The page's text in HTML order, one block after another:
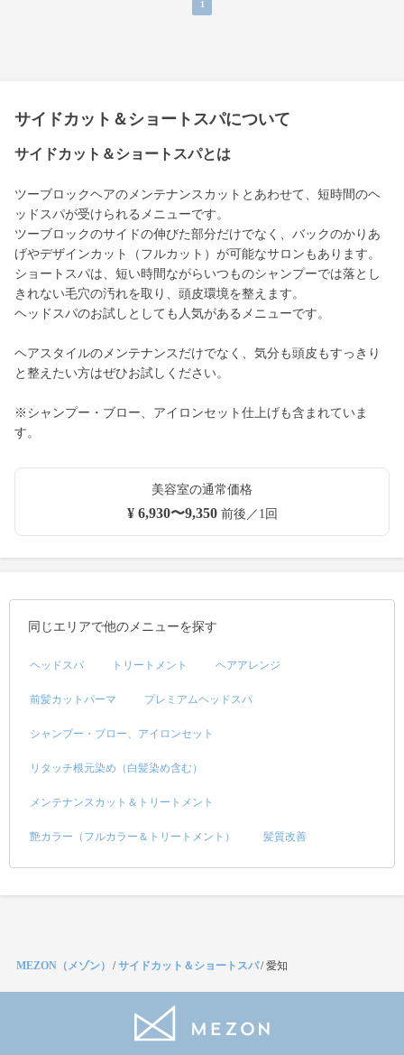
1
サイドカット＆ショートスパについて
サイドカット＆ショートスパとは
ツーブロックヘアのメンテナンスカットとあわせて、短時間のヘ
ッドスパが受けられるメニューです。
ツーブロックのサイドの伸びた部分だけでなく、バックのかりあ
げやデザインカット（フルカット）が可能なサロンもあります。
ショートスパは、短い時間ながらいつものシャンプーでは落とし
きれない毛穴の汚れを取り、頭皮環境を整えます。
ヘッドスパのお試しとしても人気があるメニューです。
ヘアスタイルのメンテナンスだけでなく、気分も頭皮もすっきり
と整えたい方はぜひお試しください。
※シャンプー・ブロー、アイロンセット仕上げも含まれていま
す。
美容室の通常価格
¥ 6,930〜9,350前後／1回
同じエリアで他のメニューを探す
ヘッドスパ トリートメント ヘアアレンジ
前髪カットパーマ プレミアムヘッドスパ
シャンプー・ブロー、アイロンセット
リタッチ根元染め（白髪染め含む）
メンテナンスカット＆トリートメント
艶カラー（フルカラー＆トリートメント） 髪質改善
MEZON（メゾン） /サイドカット＆ショートスパ/愛知